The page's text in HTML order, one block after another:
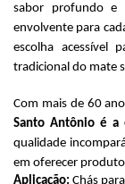
sabor profundo e
envolvente para
escolha acessível
tradicional do mate
Com mais de 60
Santo Antônio é a
qualidade
em oferecer
Aplicação: Chás